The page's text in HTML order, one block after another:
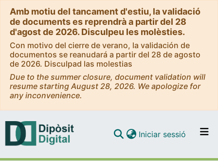
Amb motiu del tancament d'estiu, la validació
de documents es reprendrà a partir del 28
d'agost de 2026. Disculpeu les molèsties.
Con motivo del cierre de verano, la validación de
documentos se reanudará a partir del 28 de agosto
de 2026. Disculpad las molestias
Due to the summer closure, document validation will
resume starting August 28, 2026. We apologize for
any inconvenience.
Iniciar sessió (current)